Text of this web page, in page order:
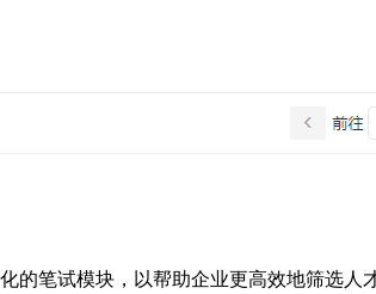
笔试模块，以帮助企业更高效地筛选